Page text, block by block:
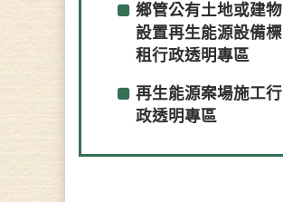
鄉管公有土地或建物
設置再生能源設備標
租行政透明專區
再生能源案場施工行
政透明專區